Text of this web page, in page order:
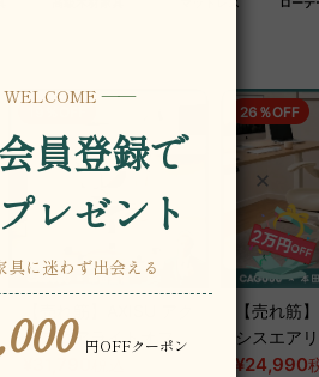
マットレス ロー
シスコアライトオフィ
26％OFF
【売れ筋
シスエア
フィスチ
¥24,990